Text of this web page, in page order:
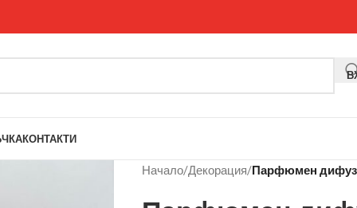
КОНТАКТИ
Начало/Декорация/Парфюмен